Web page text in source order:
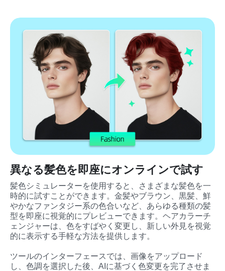
異なる髪色を即座にオンラインで試す
髪色シミュレーターを使用すると、さまざまな髪色を一
時的に試すことができます。金髪やブラウン、黒髪、鮮
やかなファンタジー系の色合いなど、あらゆる種類の髪
型を即座に視覚的にプレビューできます。ヘアカラーチ
ェンジャーは、色をすばやく変更し、新しい外見を視覚
的に表示する手軽な方法を提供します。
ツールのインターフェースでは、画像をアップロード
し、色調を選択した後、AIに基づく色変更を完了させま